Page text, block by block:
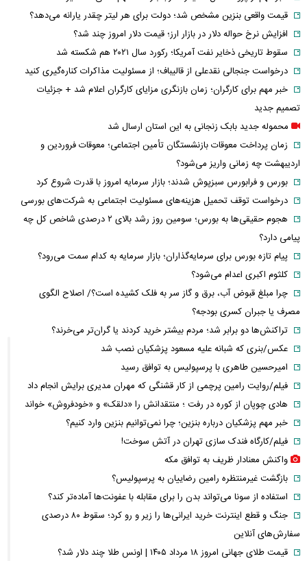
قیمت واقعی بنزین مشخص شد؛ دولت برای هر لیتر چقدر یارانه می‌دهد؟
افزایش نرخ حواله دلار در بازار ارز؛ قیمت دلار امروز چند شد؟
سقوط تاریخی ذخایر نفت آمریکا؛ رکورد سال ۲۰۲۱ هم شکسته شد
درخواست جنجالی نقدعلی از قالیباف؛ از مسئولیت مذاکرات کناره‌گیری کنید
خبر مهم برای کارگران؛ زمان بازنگری مزایای کارگران اعلام شد + جزئیات
تصمیم جدید
محموله جدید بابک زنجانی به این استان ارسال شد
زمان پرداخت معوقات بازنشستگان تأمین اجتماعی؛ معوقات فروردین و
اردیبهشت چه زمانی واریز می‌شود؟
بورس و فرابورس سبزپوش شدند؛ بازار سرمایه امروز با قدرت شروع کرد
درخواست توقف تحمیل هزینه‌های مسئولیت اجتماعی به شرکت‌های بورسی
هجوم حقیقی‌ها به بورس؛ سومین روز رشد بالای ۲ درصدی شاخص کل چه
پیامی دارد؟
پیام تازه بورس برای سرمایه‌گذاران؛ بازار سرمایه به کدام سمت می‌رود؟
کلثوم اکبری اعدام می‌شود؟
چرا مبلغ قبوض آب، برق و گاز سر به فلک کشیده است؟/ اصلاح الگوی
مصرف یا جبران کسری بودجه؟
تراکنش‌ها دو برابر شد؛ مردم بیشتر خرید کردند یا گران‌تر می‌خرند؟
عکس/بنری که شبانه علیه مسعود پزشکیان نصب شد
امیرحسین طاهری با پرسپولیس به توافق رسید
فیلم/روایت رامین پرچمی از کار قشنگی که مهران مدیری برایش انجام داد
هادی چوپان از کوره در رفت ؛ منتقدانش را «دلقک» و «خودفروش» خواند
خبر مهم پزشکیان درباره بنزین؛ چرا نمی‌توانیم بنزین وارد کنیم؟
فیلم/کارگاه فندک سازی تهران در آتش سوخت!
واکنش معنادار ظریف به توافق مکه
بازگشت غیرمنتظره رامین رضاییان به پرسپولیس؟
استفاده از سونا می‌تواند بدن را برای مقابله با عفونت‌ها آماده‌تر کند؟
جنگ و قطع اینترنت خرید ایرانی‌ها را زیر و رو کرد؛ سقوط ۸۰ درصدی
سفارش‌های آنلاین
قیمت طلای جهانی امروز ۱۸ مرداد ۱۴۰۵ | اونس طلا چند دلار شد؟